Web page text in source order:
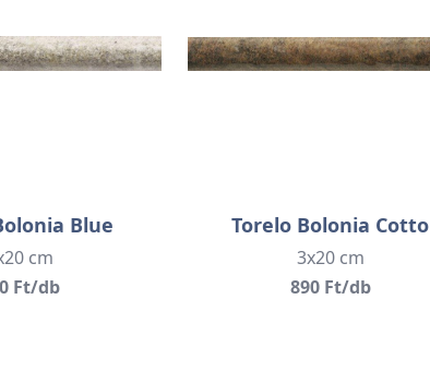
Blue
cm
Ft/db
Torelo Bolonia Cotto
3x20 cm
890 Ft/db